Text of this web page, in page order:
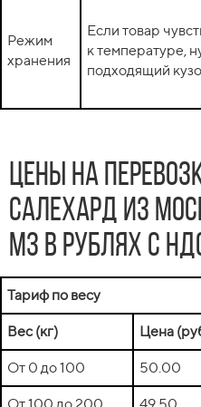
Режим
хранения
Если товар
к температуре,
подходящий
Цены на
Салехард из
м3 в рублях с
Тариф по весу
Вес (кг) Цена
От 0 до 100 50.00
От 100 до 200 49.50